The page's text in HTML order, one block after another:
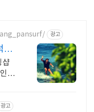
광고
셔
샵
강
광고